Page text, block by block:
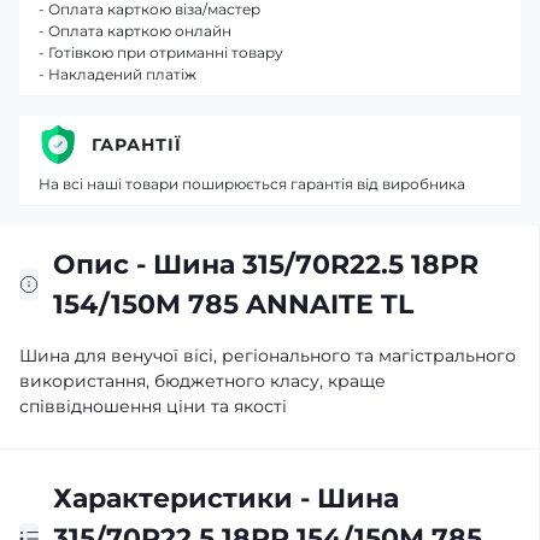
Опис - Шина 315/70R22.5 18PR
154/150M 785 ANNAITE TL
Шина для венучої вісі, регіонального та магістрального
використання, бюджетного класу, краще
співвідношення ціни та якості
Характеристики - Шина
- Оплата карткою віза/мастер
- Оплата карткою онлайн
- Готівкою при отриманні товару
- Накладений платіж
ГАРАНТІЇ
На всі наші товари поширюється гарантія від виробника